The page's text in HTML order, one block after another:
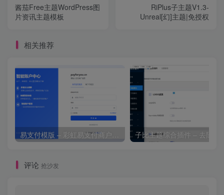
酱茄Free主题WordPress图
片资讯主题模板
RiPlus子主题V1.3-
Unreal[幻]主题|免授权
相关推荐
子比主题综合插件 – 去除授
评论 抢沙发